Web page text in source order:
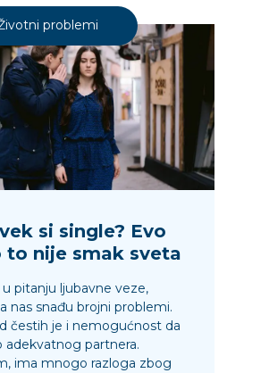
problemi
si single? Evo
to nije smak sveta
u pitanju ljubavne veze,
nas snađu brojni problemi.
čestih je i nemogućnost da
adekvatnog partnera.
ima mnogo razloga zbog